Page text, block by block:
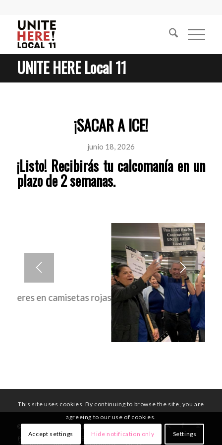
UNITE HERE Local 11
¡SACAR A ICE!
junio 18, 2026
¡Listo! Recibirás tu calcomanía en un
plazo de 2 semanas.
© Copyright - UNITE HERE Local 11
PÁGINA PRINCIPAL
MIEMBROS QUIENES SOMOS
NOTICIAS ¡ÚNETE! CONTACTO English
This site uses cookies. By continuing to browse the site, you are
agreeing to our use of cookies.
Accept settings Hide notification only Settings